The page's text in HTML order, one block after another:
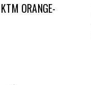
ORANGE-